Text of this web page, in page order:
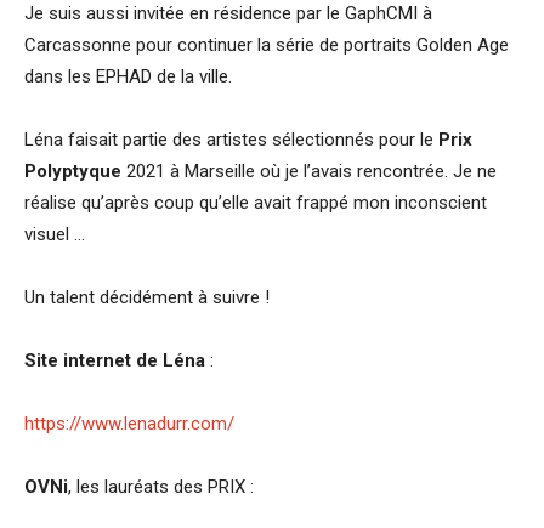
Je suis aussi invitée en résidence par le GaphCMI à
Carcassonne pour continuer la série de portraits Golden Age
dans les EPHAD de la ville.
Léna faisait partie des artistes sélectionnés pour le Prix
Polyptyque 2021 à Marseille où je l’avais rencontrée. Je ne
réalise qu’après coup qu’elle avait frappé mon inconscient
visuel …
Un talent décidément à suivre !
Site internet de Léna :
https://www.lenadurr.com/
OVNi, les lauréats des PRIX :